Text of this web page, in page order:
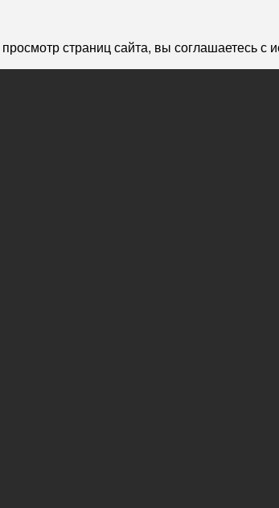
страниц сайта, вы соглашаетесь с